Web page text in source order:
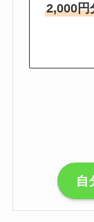
2,000円
自